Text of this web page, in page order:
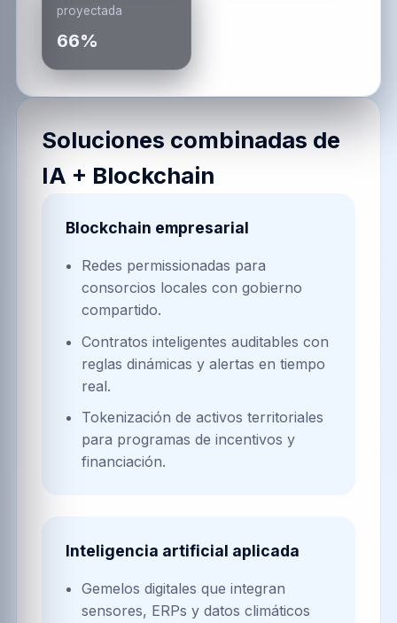
proyectada
66%
Soluciones combinadas de
IA + Blockchain
Blockchain empresarial
Redes permissionadas para
consorcios locales con gobierno
compartido.
Contratos inteligentes auditables con
reglas dinámicas y alertas en tiempo
real.
Tokenización de activos territoriales
para programas de incentivos y
financiación.
Inteligencia artificial aplicada
Gemelos digitales que integran
sensores, ERPs y datos climáticos